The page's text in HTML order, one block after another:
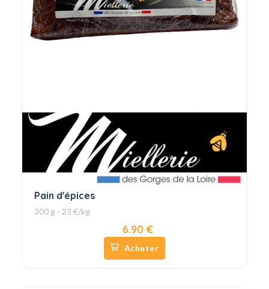
Pain d'épices
300 g - 23 €/kg
6.90 €
Acheter